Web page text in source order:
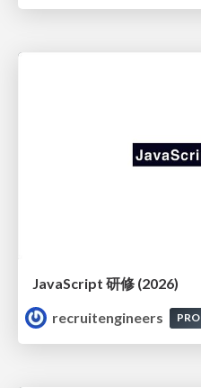
JavaScript 研修 (2026)
recruitengineers
PRO